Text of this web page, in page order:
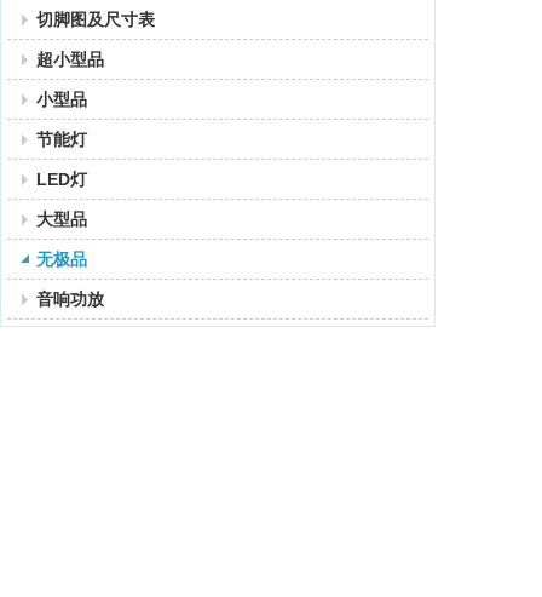
切脚图及尺寸表
超小型品
小型品
节能灯
LED灯
大型品
无极品
音响功放